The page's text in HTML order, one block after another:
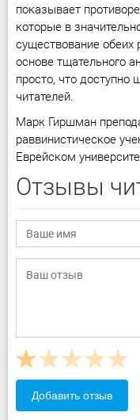
показывает
которые в
существование обеих
основе тщательного
просто, что доступно
читателей.
Марк Гиршман
раввинистическое
Еврейском
Отзывы
Добавить отзыв